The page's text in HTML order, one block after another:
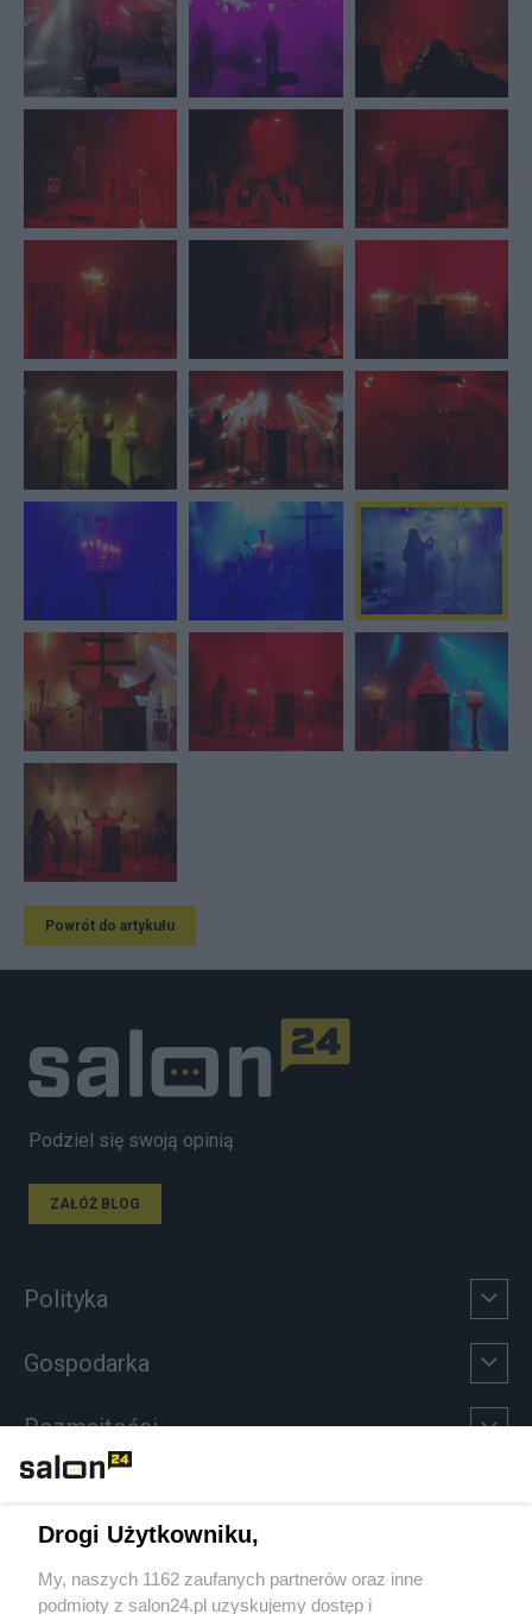
Powrót do artykułu
Podziel się swoją opinią
ZAŁÓŻ BLOG
Polityka
Gospodarka
Rozmaitości
Sport
Drogi Użytkowniku,
My, naszych 1162 zaufanych partnerów oraz inne
podmioty z salon24.pl uzyskujemy dostęp i